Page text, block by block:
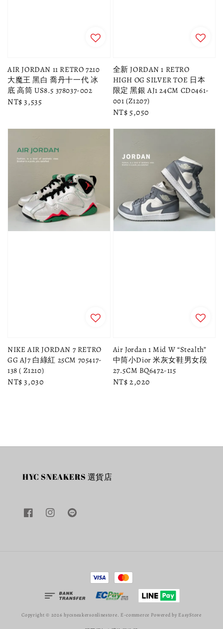
AIR JORDAN 11 RETRO 7210
大魔王 黑白 喬丹十一代 冰
底 高筒 US8.5 378037-002
Regular
NT$ 3,535
全新 JORDAN 1 RETRO
HIGH OG SILVER TOE 日本
限定 黑銀 AJ1 24CM CD0461-
001 (Z1207)
Regular
NT$ 5,050
NIKE AIR JORDAN 7 RETRO
GG AJ7 白綠紅 25CM 705417-
138 ( Z1210)
Regular
NT$ 3,030
Air Jordan 1 Mid W “Stealth”
中筒小Dior 米灰女鞋男女段
27.5CM BQ6472-115
Regular
NT$ 2,020
HYC SNEAKERS 選貨店
Copyright © 2026 hycsneakersonlinestore. E-commerce Powered by EasyStore